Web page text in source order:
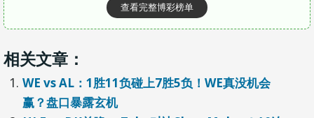
查看完整博彩榜单
相关文章：
WE vs AL：1胜11负碰上7胜5负！WE真没机会
赢？盘口暴露玄机